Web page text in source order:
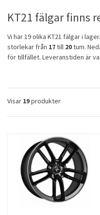
KT21 fälgar finns
Vi har 19 olika KT21 fälgar i
storlekar från 17till 20tum.
för tillfället. Leveranstiden är
Visar 19produkter